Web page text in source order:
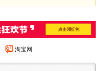
淘宝网